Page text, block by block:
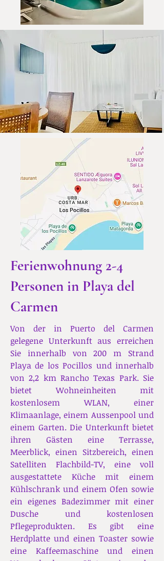
Ferienwohnung 2-4
Personen in Playa del
Carmen
Von der in Puerto del Carmen
gelegene Unterkunft aus erreichen
Sie innerhalb von 200 m Strand
Playa de los Pocillos und innerhalb
von 2,2 km Rancho Texas Park. Sie
bietet Wohneinheiten mit
kostenlosem WLAN, einer
Klimaanlage, einem Aussenpool und
einem Garten. Die Unterkunft bietet
ihren Gästen eine Terrasse,
Meerblick, einen Sitzbereich, einen
Satelliten Flachbild-TV, eine voll
ausgestattete Küche mit einem
Kühlschrank und einem Ofen sowie
ein eigenes Badezimmer mit einer
Dusche und kostenlosen
Pflegeprodukten. Es gibt eine
Herdplatte und einen Toaster sowie
eine Kaffeemaschine und einen